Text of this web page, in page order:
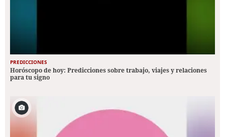
PREDICCIONES
Horóscopo de hoy: Predicciones sobre trabajo, viajes y relaciones
para tu signo